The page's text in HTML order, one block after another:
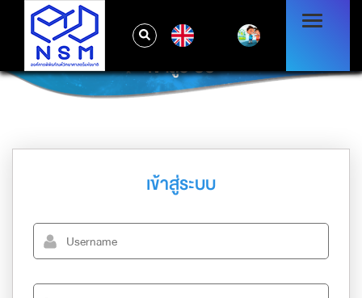
เข้าสู่ระบบ
เข้าสู่ระบบ